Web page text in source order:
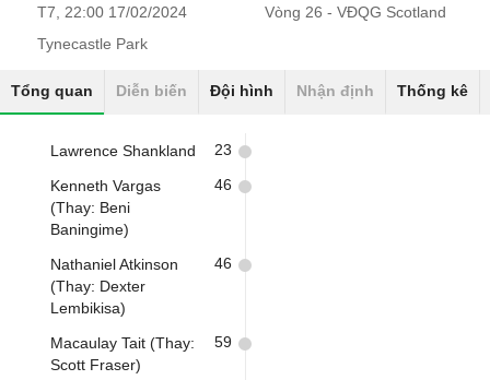
T7, 22:00 17/02/2024
Vòng 26 - VĐQG Scotland
Tynecastle Park
Tổng quan Diễn biến Đội hình Nhận định Thống kê
Lawrence Shankland 23
Kenneth Vargas
(Thay: Beni
Baningime)
46
Nathaniel Atkinson
(Thay: Dexter
Lembikisa)
46
Macaulay Tait (Thay:
Scott Fraser)
59